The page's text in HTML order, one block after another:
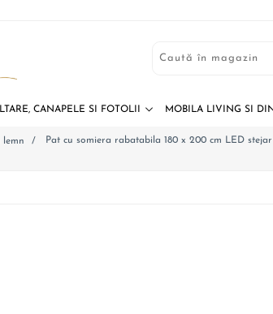
CANAPELE SI FOTOLII MOBILA LIVING SI
lemn / Pat cu somiera rabatabila 180 x 200 cm LED